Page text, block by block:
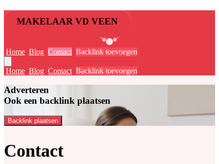
MAKELAAR VD VEEN
Home Blog Contact Backlink toevoegen
Home Blog Contact Backlink toevoegen
Adverteren
Ook een backlink plaatsen
Backlink plaatsen
Contact